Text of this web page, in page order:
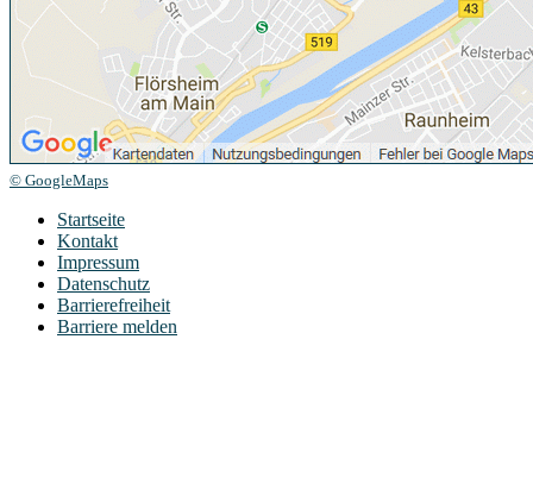
© GoogleMaps
Startseite
Kontakt
Impressum
Datenschutz
Barrierefreiheit
Barriere melden